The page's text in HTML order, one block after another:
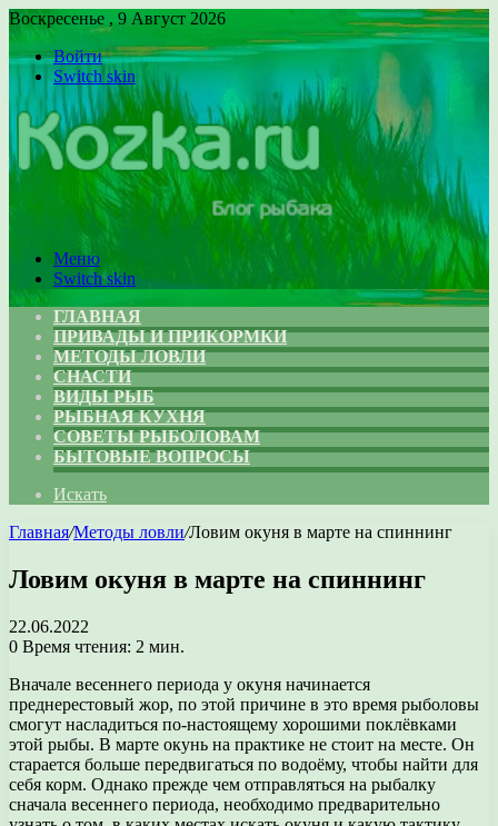
Воскресенье , 9 Август 2026
Войти
Switch skin
Меню
Switch skin
ГЛАВНАЯ
ПРИВАДЫ И ПРИКОРМКИ
МЕТОДЫ ЛОВЛИ
СНАСТИ
ВИДЫ РЫБ
РЫБНАЯ КУХНЯ
СОВЕТЫ РЫБОЛОВАМ
БЫТОВЫЕ ВОПРОСЫ
Искать
Главная/Методы ловли/Ловим окуня в марте на спиннинг
Ловим окуня в марте на спиннинг
22.06.2022
0 Время чтения: 2 мин.
Вначале весеннего периода у окуня начинается
преднерестовый жор, по этой причине в это время рыболовы
смогут насладиться по-настоящему хорошими поклёвками
этой рыбы. В марте окунь на практике не стоит на месте. Он
старается больше передвигаться по водоёму, чтобы найти для
себя корм. Однако прежде чем отправляться на рыбалку
сначала весеннего периода, необходимо предварительно